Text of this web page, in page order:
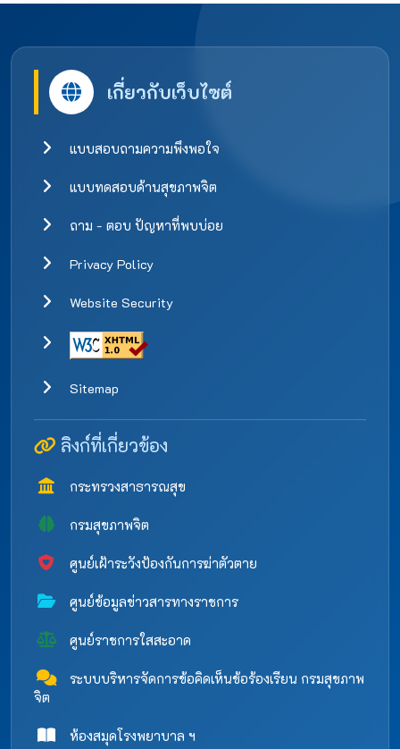
เกี่ยวกับเว็บไซต์
แบบสอบถามความพึงพอใจ
แบบทดสอบด้านสุขภาพจิต
ถาม - ตอบ ปัญหาที่พบบ่อย
Privacy Policy
Website Security
Sitemap
ลิงก์ที่เกี่ยวข้อง
กระทรวงสาธารณสุข
กรมสุขภาพจิต
ศูนย์เฝ้าระวังป้องกันการฆ่าตัวตาย
ศูนย์ข้อมูลข่าวสารทางราชการ
ศูนย์ราชการใสสะอาด
ระบบบริหารจัดการข้อคิดเห็นข้อร้องเรียน กรมสุขภาพ
จิต
ห้องสมุดโรงพยาบาล ฯ